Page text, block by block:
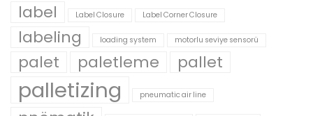
label
Label Closure Label Corner Closure
labeling loading system motorlu seviye sensorü
palet paletleme pallet
palletizing pneumatic air line